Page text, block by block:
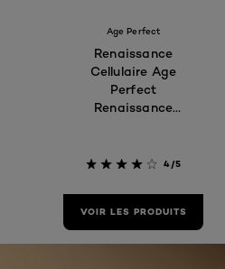
Age Perfect
Renaissance
Cellulaire Age
Perfect
Renaissance
4/5
VOIR LES PRODUITS